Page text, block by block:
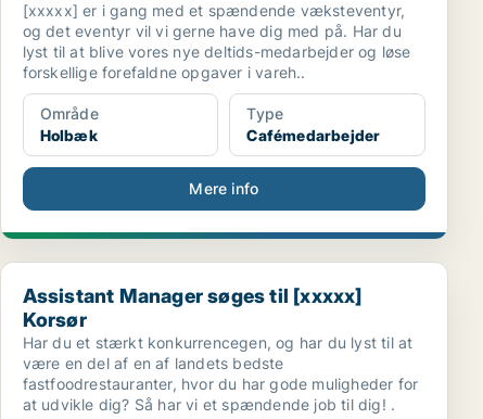
[xxxxx] er i gang med et spændende væksteventyr,
og det eventyr vil vi gerne have dig med på. Har du
lyst til at blive vores nye deltids-medarbejder og løse
forskellige forefaldne opgaver i vareh..
Område
Holbæk
Type
Cafémedarbejder
Mere info
Assistant Manager søges til [xxxxx] Korsør
Assistant Manager søges til [xxxxx]
Korsør
Har du et stærkt konkurrencegen, og har du lyst til at
være en del af en af landets bedste
fastfoodrestauranter, hvor du har gode muligheder for
at udvikle dig? Så har vi et spændende job til dig! .